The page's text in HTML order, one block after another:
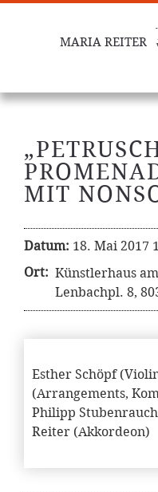
MARIA REITER
MIT
Datum: 18. Mai 2017
Ort: Künstlerhaus
Lenbachpl. 8,
Esther Schöpf
(Arrangements,
Philipp
Reiter (Akkordeon)